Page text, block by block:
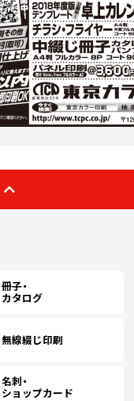
冊子・
カタログ
無線綴じ印刷
名刺・
ショップカード